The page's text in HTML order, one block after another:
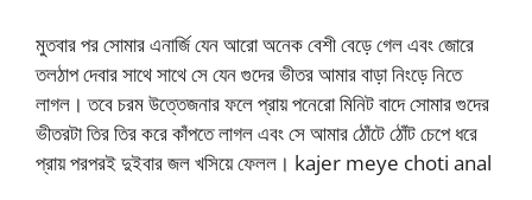
মুতবার পর সোমার এনার্জি যেন আরো অনেক বেশী বেড়ে গেল এবং জোরে
তলঠাপ দেবার সাথে সাথে সে যেন গুদের ভীতর আমার বাড়া নিংড়ে নিতে
লাগল। তবে চরম উত্তেজনার ফলে প্রায় পনেরো মিনিট বাদে সোমার গুদের
ভীতরটা তির তির করে কাঁপতে লাগল এবং সে আমার ঠোঁটে ঠোঁট চেপে ধরে
প্রায় পরপরই দুইবার জল খসিয়ে ফেলল। kajer meye choti anal